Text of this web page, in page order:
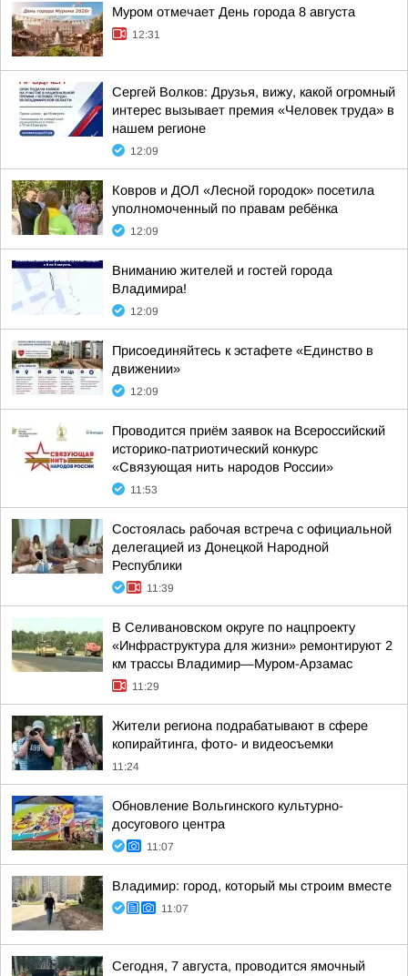
Муром отмечает День города 8 августа
12:31
Сергей Волков: Друзья, вижу, какой огромный
интерес вызывает премия «Человек труда» в
нашем регионе
12:09
Ковров и ДОЛ «Лесной городок» посетила
уполномоченный по правам ребёнка
12:09
Вниманию жителей и гостей города
Владимира!
12:09
Присоединяйтесь к эстафете «Единство в
движении»
12:09
Проводится приём заявок на Всероссийский
историко-патриотический конкурс
«Связующая нить народов России»
11:53
Состоялась рабочая встреча с официальной
делегацией из Донецкой Народной
Республики
11:39
В Селивановском округе по нацпроекту
«Инфраструктура для жизни» ремонтируют 2
км трассы Владимир—Муром-Арзамас
11:29
Жители региона подрабатывают в сфере
копирайтинга, фото- и видеосъемки
11:24
Обновление Вольгинского культурно-
досугового центра
11:07
Владимир: город, который мы строим вместе
11:07
Сегодня, 7 августа, проводится ямочный